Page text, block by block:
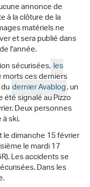
annonce de
à la clôture de la
matériels ne
et sera publié dans
l'année.
sécurisées,les
ces derniers
dernier Avablog, un
signalé au Pizzo
Deux personnes
ski.
dimanche 15 février
le mardi 17
Les accidents se
Dans les